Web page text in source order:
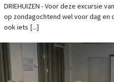
DRIEHUIZEN - Voor deze excursie
op zondagochtend wel voor dag en
ook iets [...]